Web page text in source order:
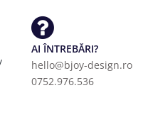
AI ÎNTREBĂRI?
hello@bjoy-design.ro
0752.976.536